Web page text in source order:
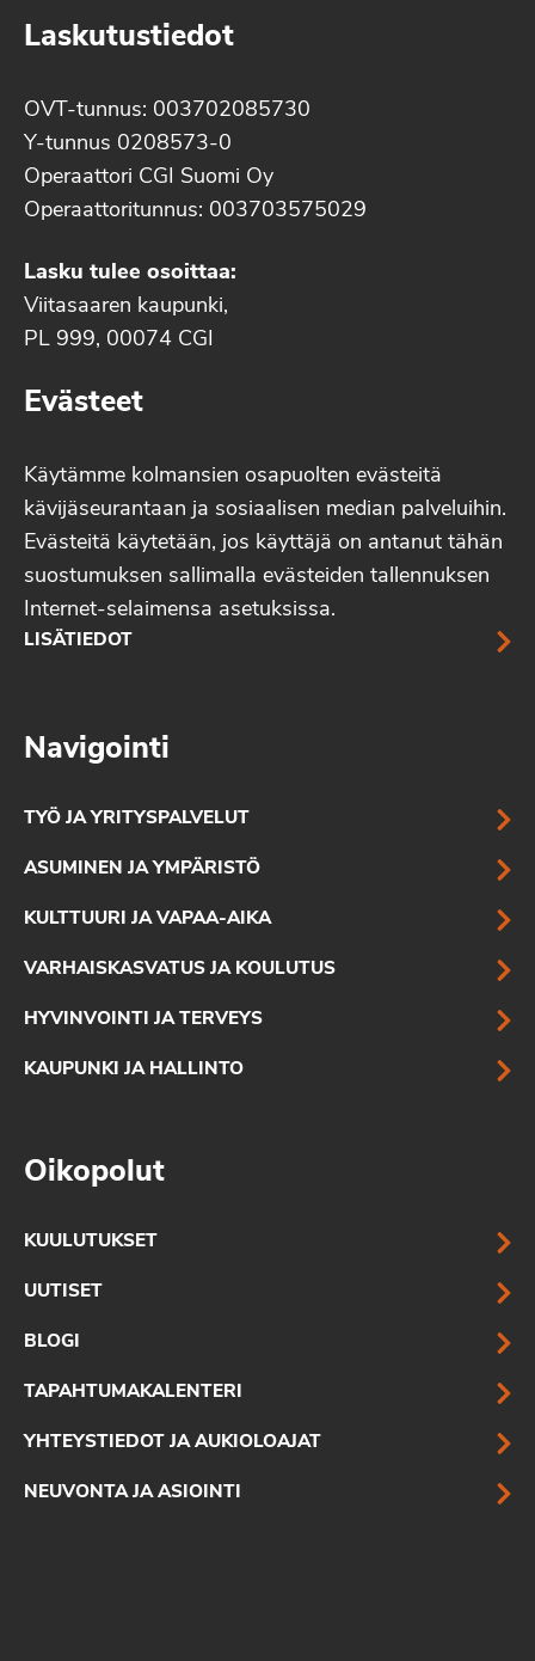
Laskutustiedot
OVT-tunnus: 003702085730
Y-tunnus 0208573-0
Operaattori CGI Suomi Oy
Operaattoritunnus: 003703575029
Lasku tulee osoittaa:
Viitasaaren kaupunki,
PL 999, 00074 CGI
Evästeet
Käytämme kolmansien osapuolten evästeitä
kävijäseurantaan ja sosiaalisen median palveluihin.
Evästeitä käytetään, jos käyttäjä on antanut tähän
suostumuksen sallimalla evästeiden tallennuksen
Internet-selaimensa asetuksissa.
LISÄTIEDOT
Navigointi
TYÖ JA YRITYSPALVELUT
ASUMINEN JA YMPÄRISTÖ
KULTTUURI JA VAPAA-AIKA
VARHAISKASVATUS JA KOULUTUS
HYVINVOINTI JA TERVEYS
KAUPUNKI JA HALLINTO
Oikopolut
KUULUTUKSET
UUTISET
BLOGI
TAPAHTUMAKALENTERI
YHTEYSTIEDOT JA AUKIOLOAJAT
NEUVONTA JA ASIOINTI